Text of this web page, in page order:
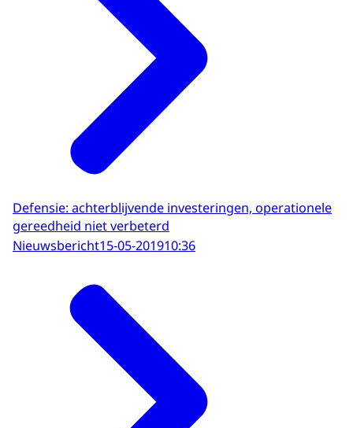
Defensie: achterblijvende investeringen, operationele
gereedheid niet verbeterd
Nieuwsbericht15-05-201910:36